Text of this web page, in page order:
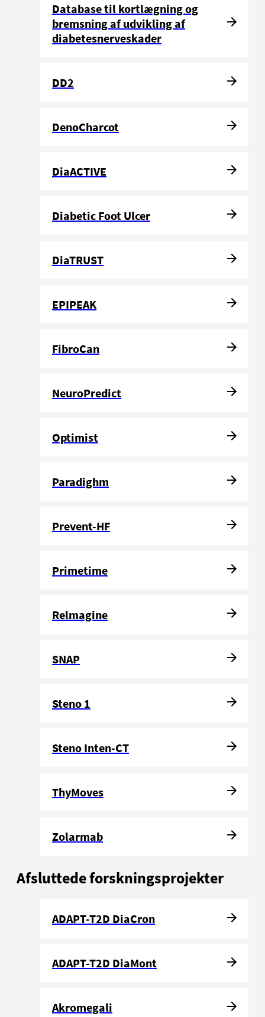
Database til kortlægning og
bremsning af udvikling af
diabetesnerveskader
DD2
DenoCharcot
DiaACTIVE
Diabetic Foot Ulcer
DiaTRUST
EPIPEAK
FibroCan
NeuroPredict
Optimist
Paradighm
Prevent-HF
Primetime
Relmagine
SNAP
Steno 1
Steno Inten-CT
ThyMoves
Zolarmab
Afsluttede forskningsprojekter
ADAPT-T2D DiaCron
ADAPT-T2D DiaMont
Akromegali